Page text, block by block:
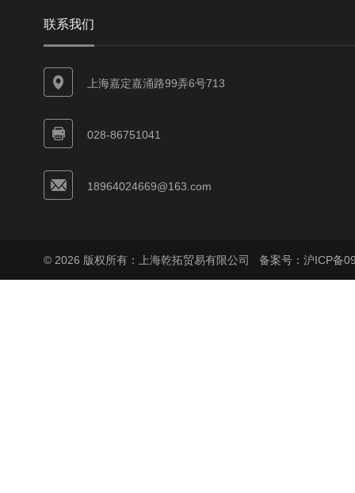
联系我们
上海嘉定嘉涌路99弄6号713
028-86751041
18964024669@163.com
© 2026 版权所有：上海乾拓贸易有限公司 备案号：沪ICP备